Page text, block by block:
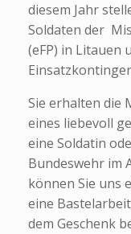
diesem Jahr
Soldaten der
(eFP) in Litauen
Sie erhalten die
eines liebevoll
eine Soldatin
Bundeswehr im
können Sie uns
eine
dem Geschenk